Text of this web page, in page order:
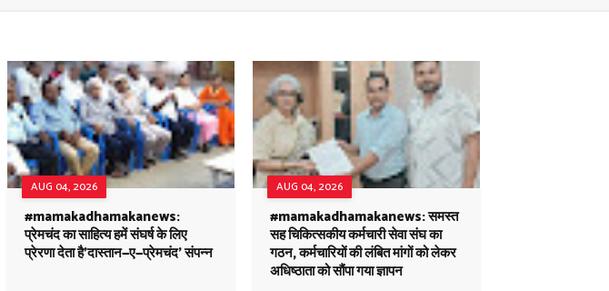
AUG 04, 2026
#mamakadhamakanews:
प्रेमचंद का साहित्य हमें संघर्ष के लिए
प्रेरणा देता है'दास्तान—ए—प्रेमचंद' संपन्न
AUG 04, 2026
#mamakadhamakanews: समस्त
सह चिकित्सकीय कर्मचारी सेवा संघ का
गठन, कर्मचारियों की लंबित मांगों को लेकर
अधिष्ठाता को सौंपा गया ज्ञापन